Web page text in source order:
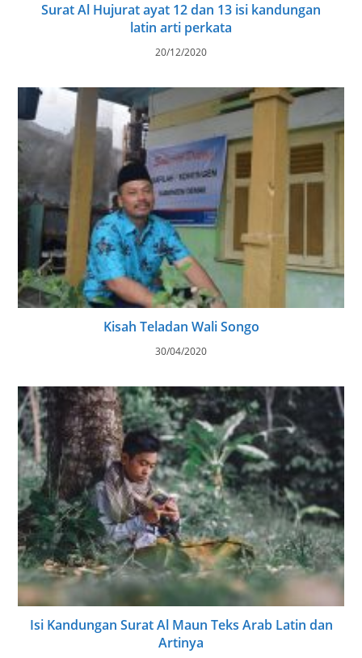
Surat Al Hujurat ayat 12 dan 13 isi kandungan
latin arti perkata
20/12/2020
Kisah Teladan Wali Songo
30/04/2020
Isi Kandungan Surat Al Maun Teks Arab Latin dan
Artinya